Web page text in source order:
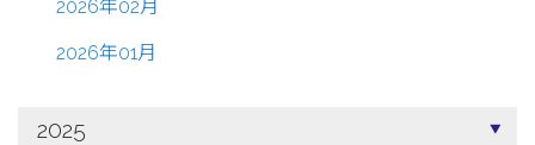
2026年02月
2026年01月
2025